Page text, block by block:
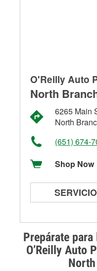
Prepárate
O’Reilly Auto
O'Reilly Auto
North
6265 Main
North
(651) 674-
Shop Now
Prueba de
Revisión